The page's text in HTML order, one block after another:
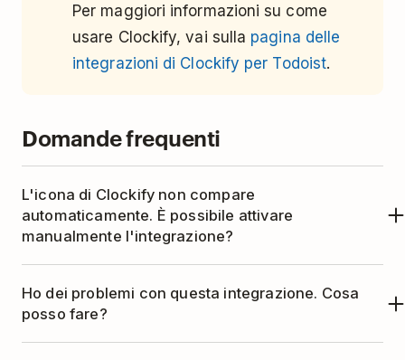
Per maggiori informazioni su come
usare Clockify, vai sulla pagina delle
integrazioni di Clockify per Todoist.
Domande frequenti
L'icona di Clockify non compare
automaticamente. È possibile attivare
manualmente l'integrazione?
in passato, leggi come come riattivarla:
Apri l'estensione di Clockify.
Ho dei problemi con questa integrazione. Cosa
posso fare?